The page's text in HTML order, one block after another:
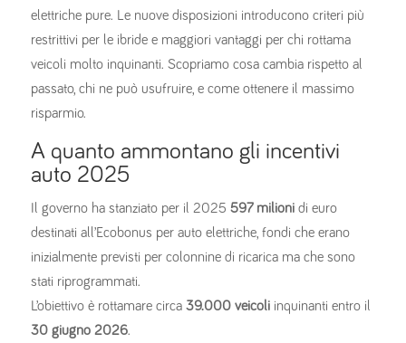
elettriche pure. Le nuove disposizioni introducono criteri più
restrittivi per le ibride e maggiori vantaggi per chi rottama
veicoli molto inquinanti. Scopriamo cosa cambia rispetto al
passato, chi ne può usufruire, e come ottenere il massimo
risparmio.
A quanto ammontano gli incentivi
auto 2025
Il governo ha stanziato per il 2025 597 milioni di euro
destinati all’Ecobonus per auto elettriche, fondi che erano
inizialmente previsti per colonnine di ricarica ma che sono
stati riprogrammati.
L’obiettivo è rottamare circa 39.000 veicoli inquinanti entro il
30 giugno 2026.